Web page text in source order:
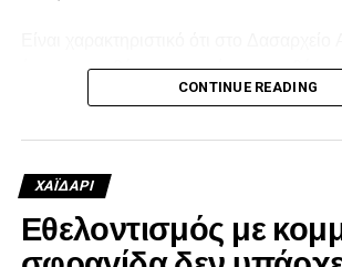
έχει στην ευθύνη του μια έκταση ευθύνης
το Πόρτο Γερμενό, δεν υπάρχει ούτε ένας
Δασαρχείο μόνιμο προσωπικό για το
τόσο για τη συντήρηση του πρασίνου όσο
τεχνικές υποδομές όπως βρύσες,
εδώ οι πολιτικές των έως τώρα
ώστε σήμερα να μην υπάρχει κανείς. Την
CONTINUE READING
ΧΑΪΔΑΡΙ
Εθελοντισμός με